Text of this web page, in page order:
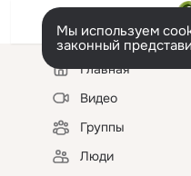
Мы используем
законный
Левая
колонкаГлавная
Видео
Группы
Люди